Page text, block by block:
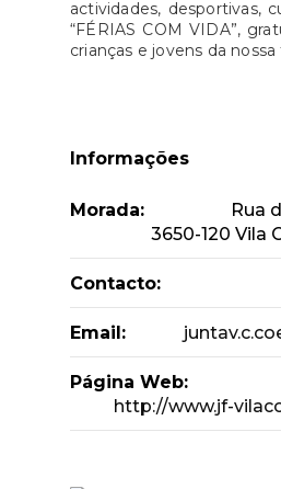
actividades, desportivas,
“FÉRIAS COM VIDA”,
crianças e jovens da nossa
Informações
Morada:
Rua
3650-120 Vila
Contacto:
Email:
Página Web:
http://www.jf-